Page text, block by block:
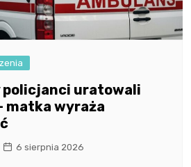
policjanci uratowali
matka wyraża
6 sierpnia 2026